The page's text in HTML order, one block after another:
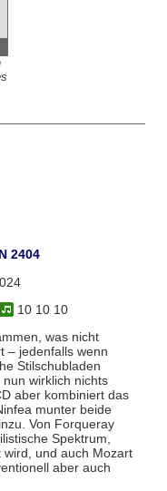
2404
10 10 10
was nicht
– jedenfalls wenn
Stilschubladen
wirklich nichts
aber kombiniert das
munter beide
Von Forqueray
Spektrum,
und auch Mozart
aber auch